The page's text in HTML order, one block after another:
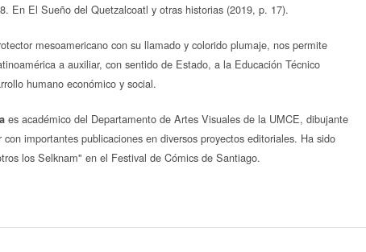
En El Sueño del Quetzalcoatl y otras historias (2019, p. 17).
mesoamericano con su llamado y colorido plumaje, nos permite
a auxiliar, con sentido de Estado, a la Educación Técnico
humano económico y social.
es académico del Departamento de Artes Visuales de la UMCE, dibujante
importantes publicaciones en diversos proyectos editoriales. Ha sido
los Selknam" en el Festival de Cómics de Santiago.